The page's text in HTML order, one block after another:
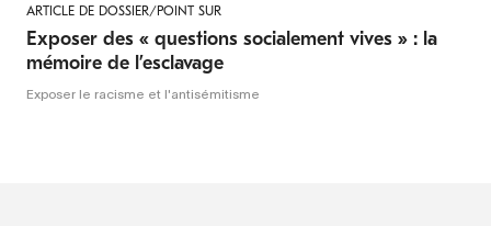
ARTICLE DE DOSSIER/POINT SUR
Exposer des « questions socialement vives » : la
mémoire de l’esclavage
Exposer le racisme et l'antisémitisme